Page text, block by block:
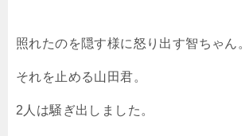
照れたのを隠す様に怒り出す智ちゃん。
それを止める山田君。
2人は騒ぎ出しました。